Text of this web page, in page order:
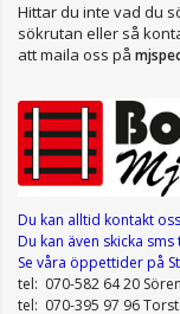
Hittar du inte vad du
sökrutan eller så
att maila oss på
Du kan alltid kontakt
Du kan även skicka sms
Se våra öppettiderpå
tel: 070-582 64 20
tel: 070-395 97 96